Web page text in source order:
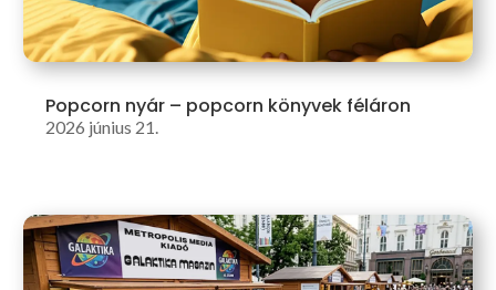
Popcorn nyár – popcorn könyvek féláron
2026 június 21.